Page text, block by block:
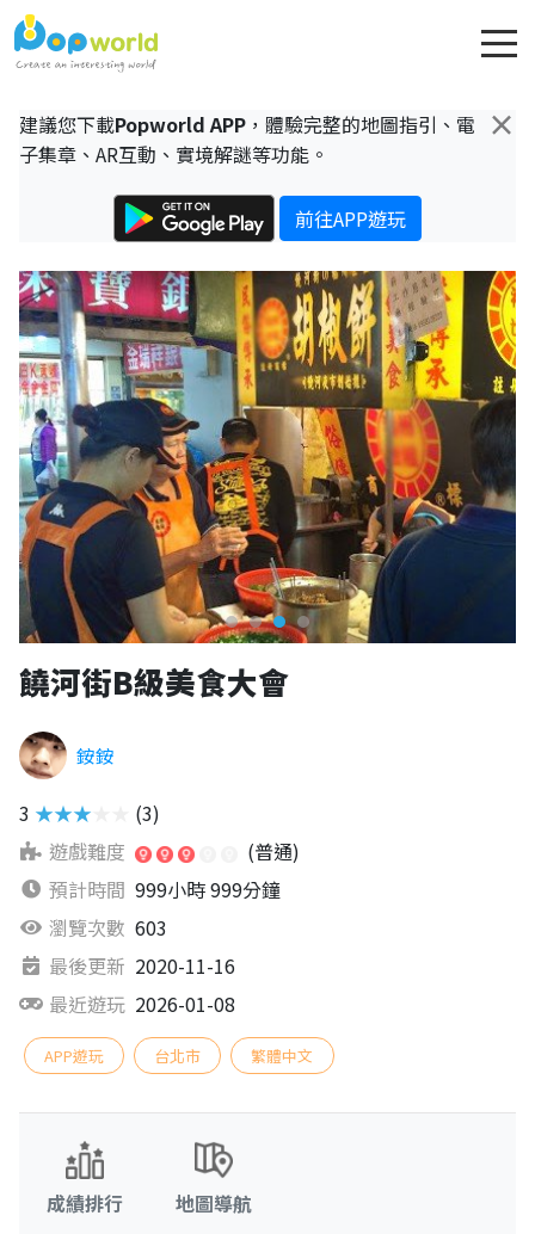
×
建議您下載Popworld APP ，體驗完整的地圖指引、電
子集章、AR互動、實境解謎等功能。
前往APP遊玩
饒河街B級美食大會
銨銨
3 ★★★★★
(3)
遊戲難度
(普通)
預計時間 999小時 999分鐘
瀏覽次數 603
最後更新 2020-11-16
最近遊玩 2026-01-08
APP遊玩 台北市 繁體中文
成績排行 地圖導航